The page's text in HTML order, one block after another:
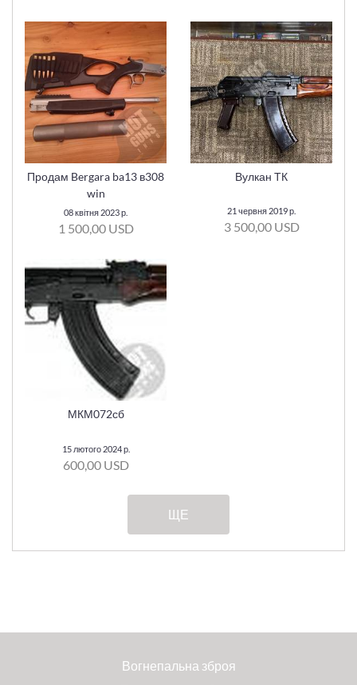
Продам Bergara ba13 в308
win
08 квітня 2023 р.
1 500,00 USD
Вулкан ТК
21 червня 2019 р.
3 500,00 USD
МКМ072сб
15 лютого 2024 р.
600,00 USD
ЩЕ
Вогнепальна зброя